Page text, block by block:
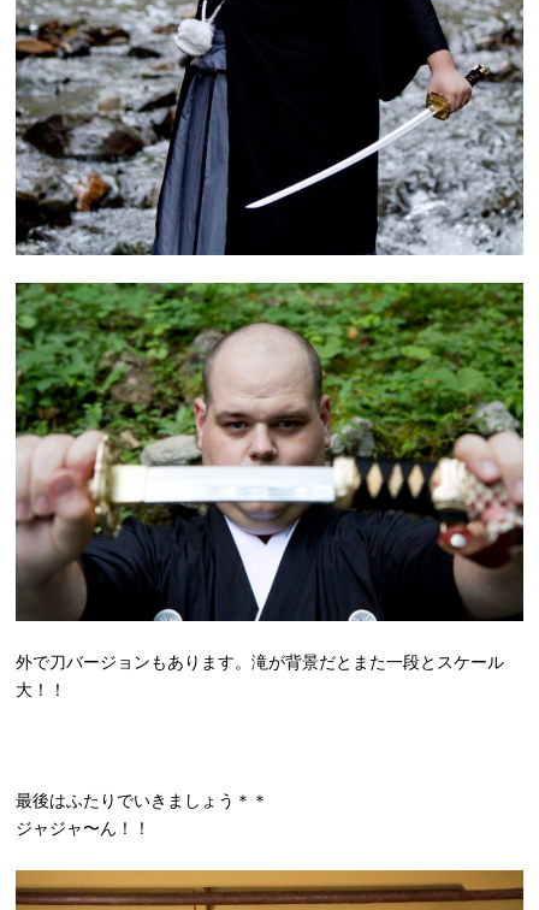
外で刀バージョンもあります。滝が背景だとまた一段とスケール
大！！
最後はふたりでいきましょう＊＊
ジャジャ〜ん！！